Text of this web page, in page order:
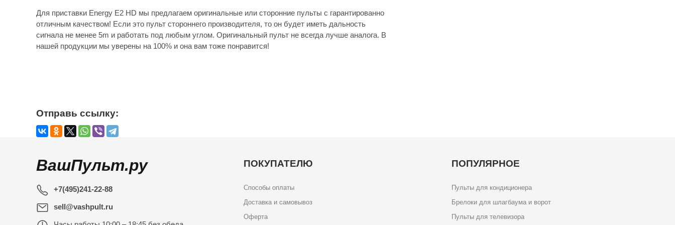
Для приставки Energy E2 HD мы предлагаем оригинальные или сторонние пульты с гарантированно
отличным качеством! Если это пульт стороннего производителя, то он будет иметь дальность
сигнала не менее 5m и работать под любым углом. Оригинальный пульт не всегда лучше аналога. В
нашей продукции мы уверены на 100% и она вам тоже понравится!
Отправь ссылку:
ВашПульт.ру
+7(495)241-22-88
sell@vashpult.ru
ПОКУПАТЕЛЮ
Способы оплаты
Доставка и самовывоз
Оферта
ПОПУЛЯРНОЕ
Пульты для кондиционера
Брелоки для шлагбаума и ворот
Пульты для телевизора